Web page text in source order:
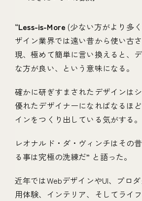
“Less-is-More (少ない方がより多
ザイン業界では遠い昔から使い古
現、極めて簡単に言い換えると、
な方が良い、という意味になる。
確かに研ぎすまされたデザインは
優れたデザイナーになればなるほ
インをつくり出している気がする。
レオナルド・ダ・ヴィンチはその
る事は究極の洗練だ” と語った。
近年ではWebデザインやUI、プロ
用体験、インテリア、そしてライ